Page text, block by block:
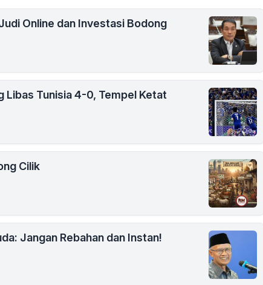
Online dan Investasi Bodong
Libas Tunisia 4-0, Tempel Ketat
Cilik
Jangan Rebahan dan Instan!